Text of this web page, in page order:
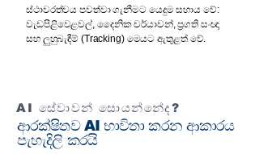
ස්ථාවරත්වය පවත්වා ගැනීමට යෙදුම සහාය වේ:
වැඩපිළිවෙළවල්, දෛනික චර්යාවන්, ප්‍රගති සංඥා
සහ ලුහුබැඳීම් (Tracking) මෙයට ඇතුළත් වේ.
AI සේවාවන් සොයන්නේද?
ආරක්ෂිතව AI භාවිතා කරන ආකාරය
පැහැදිලි කරයි